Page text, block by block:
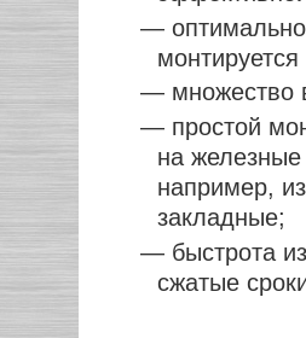
—
монтируется
— множество
— простой
на
например,
закладные;
— быстрота
сжатые